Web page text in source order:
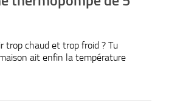
trop chaud et trop froid ? Tu
ait enfin la température